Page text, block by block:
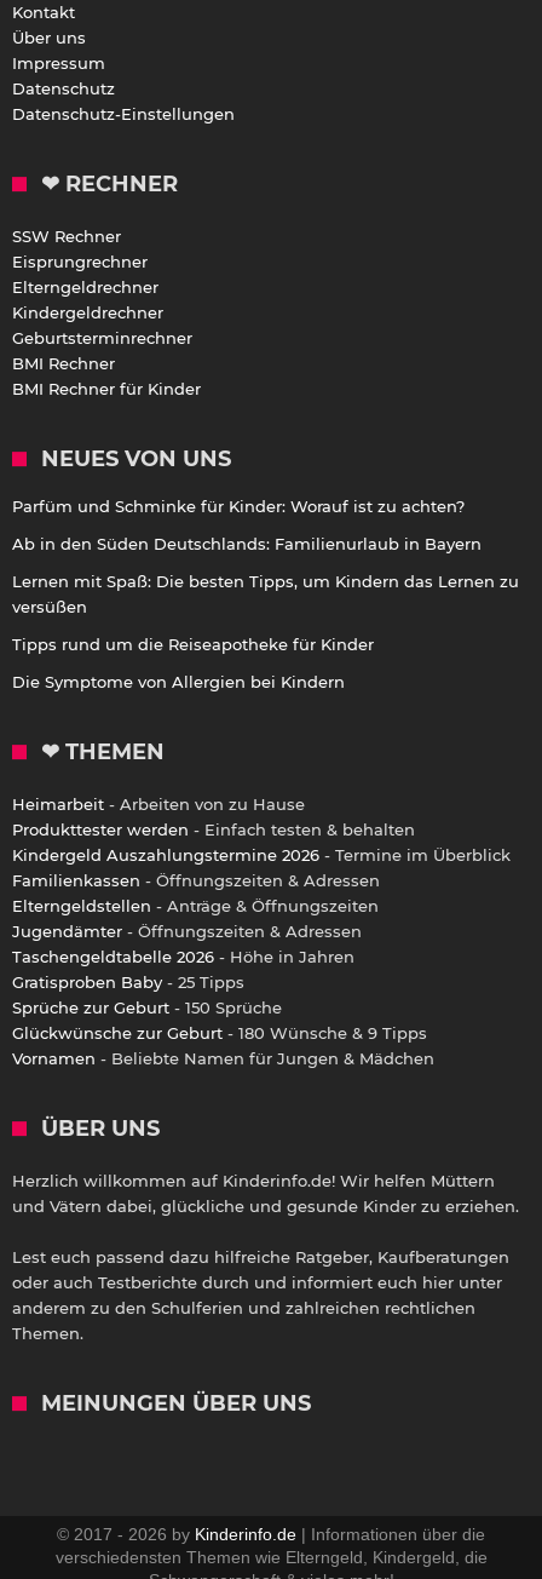
Kontakt
Über uns
Impressum
Datenschutz
Datenschutz-Einstellungen
❤ RECHNER
SSW Rechner
Eisprungrechner
Elterngeldrechner
Kindergeldrechner
Geburtsterminrechner
BMI Rechner
BMI Rechner für Kinder
NEUES VON UNS
Parfüm und Schminke für Kinder: Worauf ist zu achten?
Ab in den Süden Deutschlands: Familienurlaub in Bayern
Lernen mit Spaß: Die besten Tipps, um Kindern das Lernen zu
versüßen
Tipps rund um die Reiseapotheke für Kinder
Die Symptome von Allergien bei Kindern
❤ THEMEN
Heimarbeit - Arbeiten von zu Hause
Produkttester werden - Einfach testen & behalten
Kindergeld Auszahlungstermine 2026 - Termine im Überblick
Familienkassen - Öffnungszeiten & Adressen
Elterngeldstellen - Anträge & Öffnungszeiten
Jugendämter - Öffnungszeiten & Adressen
Taschengeldtabelle 2026 - Höhe in Jahren
Gratisproben Baby - 25 Tipps
Sprüche zur Geburt - 150 Sprüche
Glückwünsche zur Geburt - 180 Wünsche & 9 Tipps
Vornamen - Beliebte Namen für Jungen & Mädchen
ÜBER UNS
Herzlich willkommen auf Kinderinfo.de! Wir helfen Müttern
und Vätern dabei, glückliche und gesunde Kinder zu erziehen.
Lest euch passend dazu hilfreiche Ratgeber, Kaufberatungen
oder auch Testberichte durch und informiert euch hier unter
anderem zu den Schulferien und zahlreichen rechtlichen
Themen.
MEINUNGEN ÜBER UNS
© 2017 - 2026 by Kinderinfo.de | Informationen über die
verschiedensten Themen wie Elterngeld, Kindergeld, die